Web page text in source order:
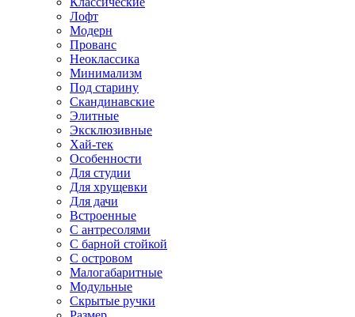
Лофт
Модерн
Прованс
Неоклассика
Минимализм
Под старину
Скандинавские
Элитные
Эксклюзивные
Хай-тек
Особенности
Для студии
Для хрущевки
Для дачи
Встроенные
С антресолями
С барной стойкой
С островом
Малогабаритные
Модульные
Скрытые ручки